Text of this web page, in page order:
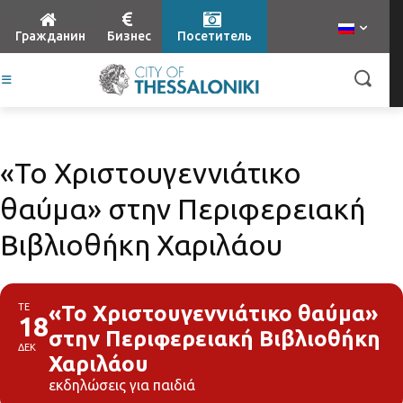
Гражданин Бизнес Посетитель
«Το Χριστουγεννιάτικο
θαύμα» στην Περιφερειακή
Βιβλιοθήκη Χαριλάου
ΤΕ
18
ΔΕΚ
«Το Χριστουγεννιάτικο θαύμα»
στην Περιφερειακή Βιβλιοθήκη
Χαριλάου
εκδηλώσεις για παιδιά